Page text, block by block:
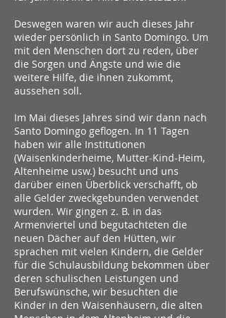
Deswegen waren wir auch dieses Jahr
wieder persönlich in Santo Domingo. Um
mit den Menschen dort zu reden, über
die Sorgen und Ängste und wie die
weitere Hilfe, die ihnen zukommt,
aussehen soll.
Im Mai dieses Jahres sind wir dann nach
Santo Domingo geflogen. In 11 Tagen
haben wir alle Institutionen
(Waisenkinderheime, Mutter-Kind-Heim,
Altenheime usw.) besucht und uns
darüber einen Überblick verschafft, ob
alle Gelder zweckgebunden verwendet
wurden. Wir gingen z. B. in das
Armenviertel und begutachteten die
neuen Dächer auf den Hütten, wir
sprachen mit vielen Kindern, die Gelder
für die Schulausbildung bekommen über
deren schulischen Leistungen und
Berufswünsche, wir besuchten die
Kinder in den Waisenhäusern, die alten